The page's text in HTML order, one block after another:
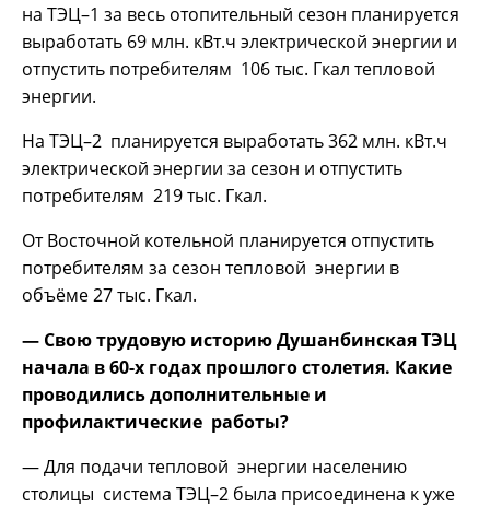
на ТЭЦ–1 за весь отопительный сезон планируется
выработать 69 млн. кВт.ч электрической энергии и
отпустить потребителям 106 тыс. Гкал тепловой
энергии.
На ТЭЦ–2 планируется выработать 362 млн. кВт.ч
электрической энергии за сезон и отпустить
потребителям 219 тыс. Гкал.
От Восточной котельной планируется отпустить
потребителям за сезон тепловой энергии в
объёме 27 тыс. Гкал.
— Свою трудовую историю Душанбинская ТЭЦ
начала в 60-х годах прошлого столетия. Какие
проводились дополнительные и
профилактические работы?
— Для подачи тепловой энергии населению
столицы система ТЭЦ–2 была присоединена к уже